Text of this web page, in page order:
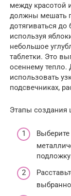
между красотой
должны мешать
дотягиваться
используя
небольшое
таблетки. Это
осеннему тепло.
использовать
подсвечниках,
Этапы создания